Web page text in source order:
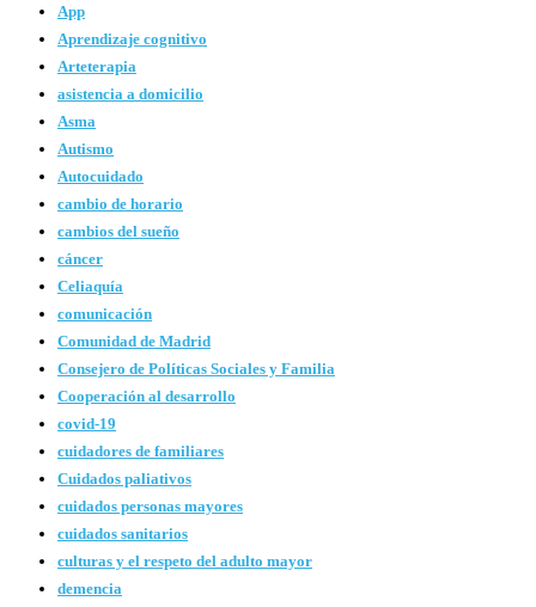
App
Aprendizaje cognitivo
Arteterapia
asistencia a domicilio
Asma
Autismo
Autocuidado
cambio de horario
cambios del sueño
cáncer
Celiaquía
comunicación
Comunidad de Madrid
Consejero de Políticas Sociales y Familia
Cooperación al desarrollo
covid-19
cuidadores de familiares
Cuidados paliativos
cuidados personas mayores
cuidados sanitarios
culturas y el respeto del adulto mayor
demencia